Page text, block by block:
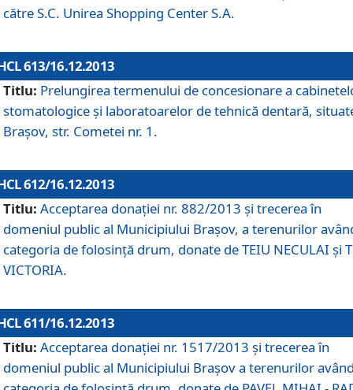
către S.C. Unirea Shopping Center S.A.
613/16.12.2013
Titlu: Prelungirea termenului de concesionare a
stomatologice şi laboratoarelor de tehnică dentară,
Braşov, str. Cometei nr. 1.
612/16.12.2013
Titlu: Acceptarea donaţiei nr. 882/2013 şi trecerea în
domeniul public al Municipiului Braşov, a terenurilor
categoria de folosinţă drum, donate de TEIU NECULAI şi
VICTORIA.
611/16.12.2013
Titlu: Acceptarea donaţiei nr. 1517/2013 şi trecerea în
domeniul public al Municipiului Braşov a terenurilor